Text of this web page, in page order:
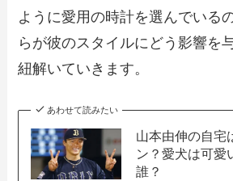
ように愛用の時計を選んでいる
らが彼のスタイルにどう影響を
紐解いていきます。
あわせて読みたい
山本由伸の自宅
ン？愛犬は可愛
誰？